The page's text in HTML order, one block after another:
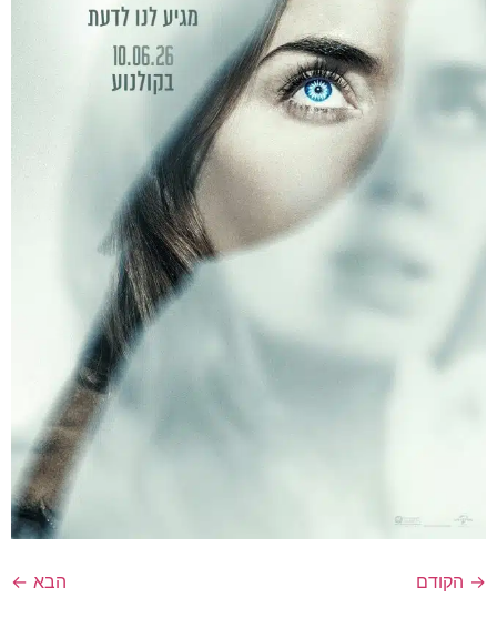
→ הקודם הבא ←